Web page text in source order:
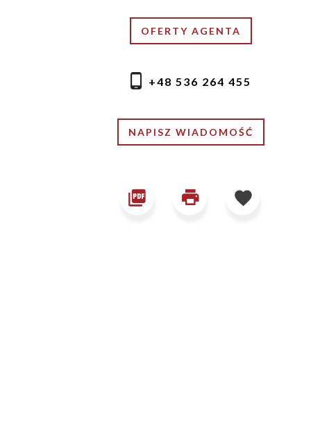
OFERTY AGENTA
+48 536 264 455
NAPISZ WIADOMOŚĆ